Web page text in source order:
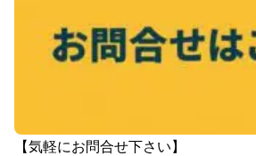
【気軽にお問合せ下さい】